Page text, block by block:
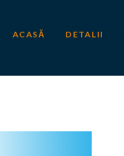
ACASĂ DETALII